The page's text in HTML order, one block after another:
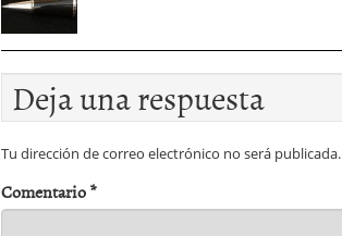
Deja una respuesta
Tu dirección de correo electrónico no será publicada.
Comentario*